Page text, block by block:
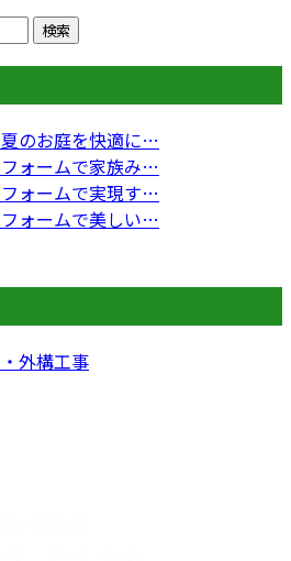
のお庭を快適に…
ォームで家族み…
ォームで実現す…
ォームで美しい…
外構工事